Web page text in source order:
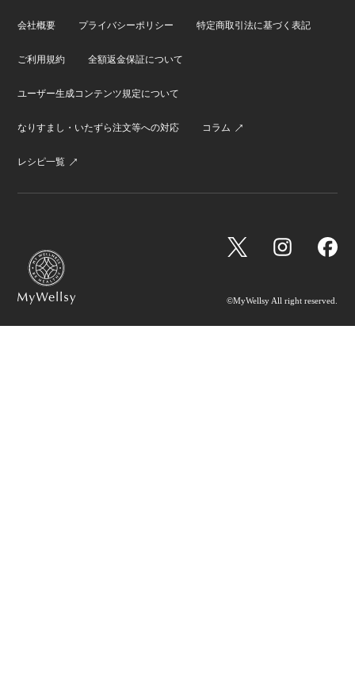
会社概要 プライバシーポリシー 特定商取引法に基づく表記
ご利用規約 全額返金保証について
ユーザー生成コンテンツ規定について
なりすまし・いたずら注文等への対応 コラム
レシピ一覧
©MyWellsy All right reserved.